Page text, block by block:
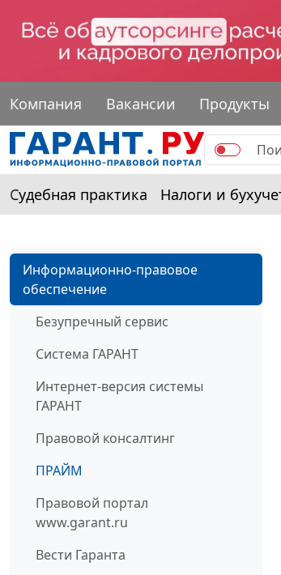
Компания Вакансии Продукты
Судебная практика Налоги и
Информационно-правовое
обеспечение
Безупречный сервис
Система ГАРАНТ
Интернет-версия системы
ГАРАНТ
Правовой консалтинг
ПРАЙМ
Правовой портал
www.garant.ru
Вести Гаранта